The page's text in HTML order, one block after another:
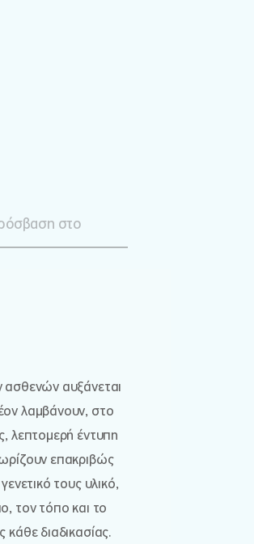
στο
αυξάνεται
λαμβάνουν, στο
λεπτομερή έντυπη
επακριβώς
τους υλικό,
τον τόπο και το
κάθε διαδικασίας.